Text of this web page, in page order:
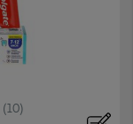
(10)